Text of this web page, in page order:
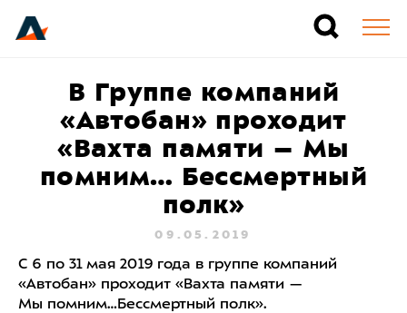
В Группе компаний
«Автобан» проходит
«Вахта памяти – Мы
помним… Бессмертный
полк»
09.05.2019
С 6 по 31 мая 2019 года в группе компаний
«Автобан» проходит «Вахта памяти —
Мы помним…Бессмертный полк».